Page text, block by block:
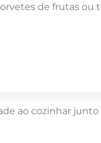
de frutas ou
ao cozinhar junto